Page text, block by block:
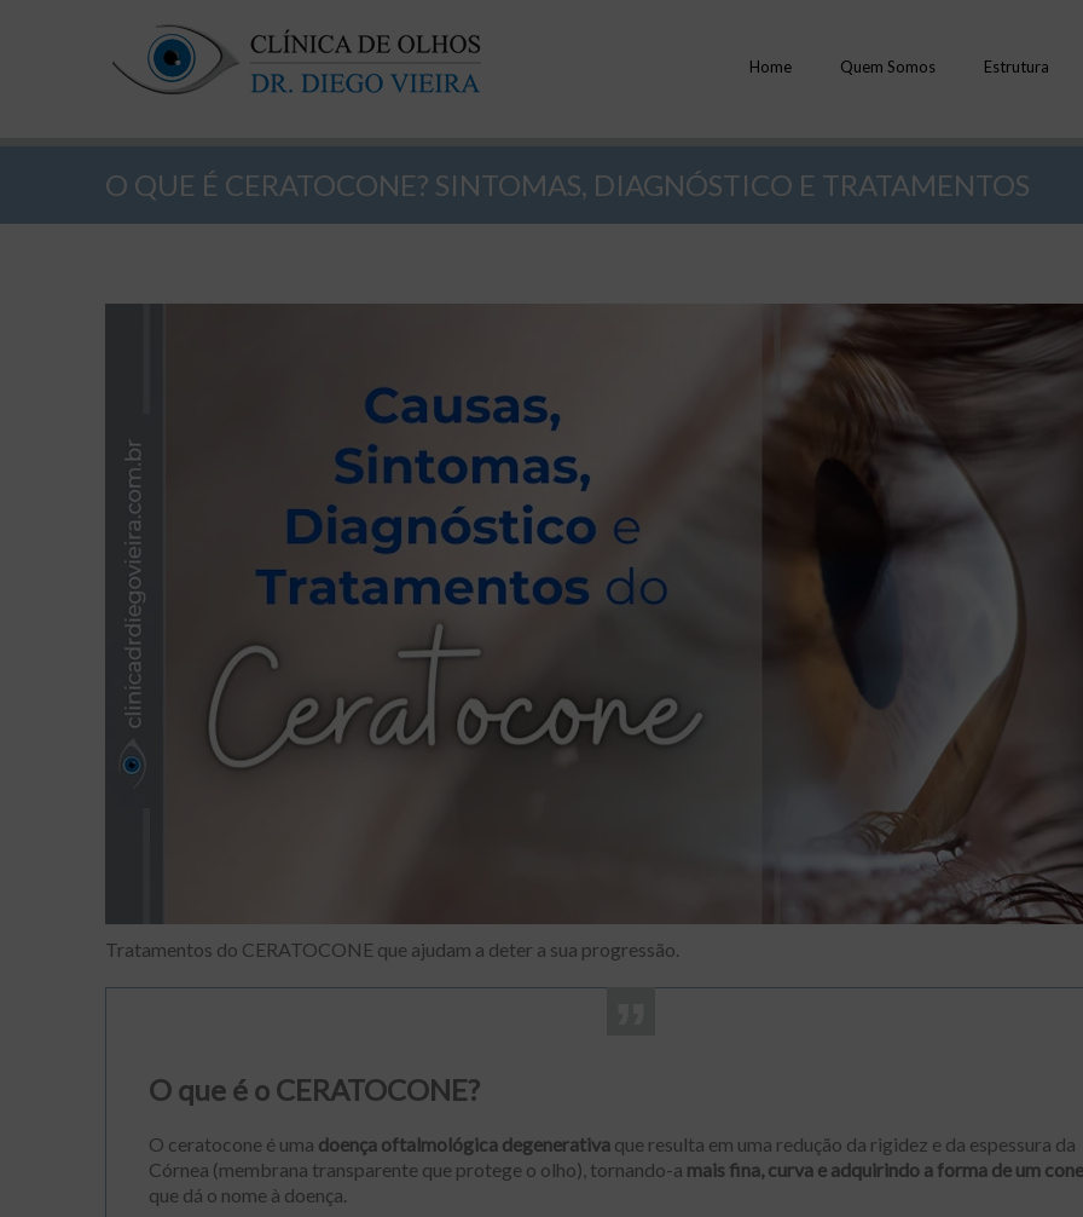
Home Quem Somos Estrutura
O QUE É CERATOCONE? SINTOMAS, DIAGNÓSTICO E TRATAMENTOS
Tratamentos do CERATOCONE que ajudam a deter a sua progressão.
O que é o CERATOCONE?
O ceratocone é uma doença oftalmológica degenerativa que resulta em uma redução da rigidez e da espessura da
Córnea (membrana transparente que protege o olho), tornando-a mais fina, curva e adquirindo a forma de um cone
que dá o nome à doença.